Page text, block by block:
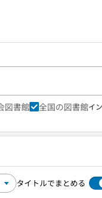
図書館 全国の図書館イ
タイトルでまとめる